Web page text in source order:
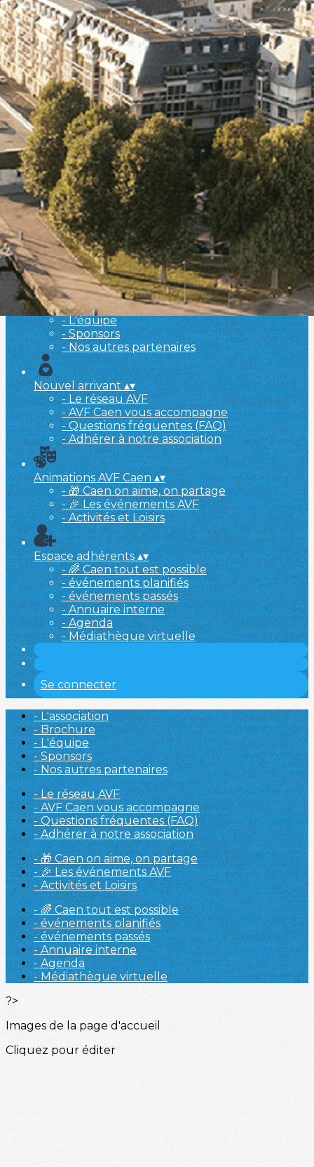
Exporter les lignes sélectionnées
Exporter toutes les colonnes
Exporter uniquement les colonnes affichées
Menu
<
>
- 🎁 Caen on aime, on partage
- 🎉 Les événements AVF
- Activités et Loisirs
Ajoutez un logo, un bouton, des réseaux sociaux
Cliquez pour éditer
L'association▴▾
- L'association
- Brochure
- L'équipe
- Sponsors
- Nos autres partenaires
Nouvel arrivant▴▾
- Le réseau AVF
- AVF Caen vous accompagne
- Questions fréquentes (FAQ)
- Adhérer à notre association
Animations AVF Caen▴▾
- 🎁 Caen on aime, on partage
- 🎉 Les événements AVF
- Activités et Loisirs
Espace adhérents▴▾
- 🌈 Caen tout est possible
- événements planifiés
- événements passés
- Annuaire interne
- Agenda
- Médiathèque virtuelle
Se connecter
- L'association
- Brochure
- L'équipe
- Sponsors
- Nos autres partenaires
- Le réseau AVF
- AVF Caen vous accompagne
- Questions fréquentes (FAQ)
- Adhérer à notre association
- 🎁 Caen on aime, on partage
- 🎉 Les événements AVF
- Activités et Loisirs
- 🌈 Caen tout est possible
- événements planifiés
- événements passés
- Annuaire interne
- Agenda
- Médiathèque virtuelle
?>
Images de la page d'accueil
Cliquez pour éditer